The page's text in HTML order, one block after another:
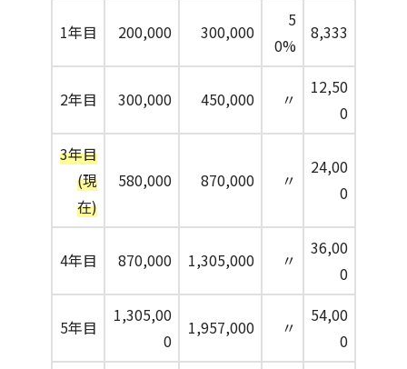
1年目 200,000 300,000
5
0%
8,333
2年目 300,000 450,000 〃
12,50
0
3年目
(現
在)
580,000 870,000 〃
24,00
0
4年目 870,000 1,305,000 〃
36,00
0
5年目
1,305,00
0
1,957,000 〃
54,00
0